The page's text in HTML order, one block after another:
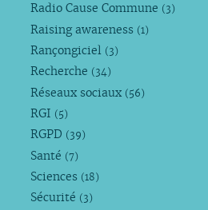
Radio Cause Commune (3)
Raising awareness (1)
Rançongiciel (3)
Recherche (34)
Réseaux sociaux (56)
RGI (5)
RGPD (39)
Santé (7)
Sciences (18)
Sécurité (3)